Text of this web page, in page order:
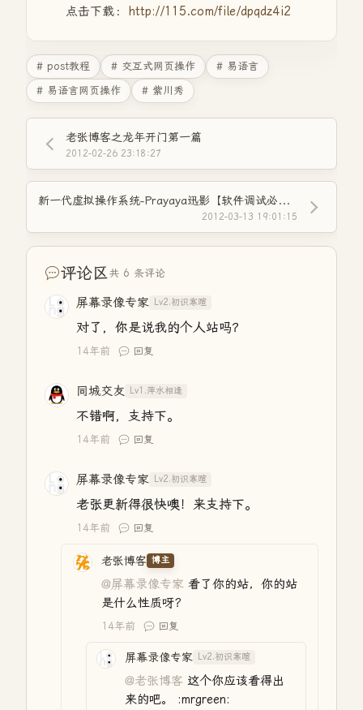
点击下载： http://115.com/file/dpqdz4i2
# post教程 # 交互式网页操作
# 易语言
# 易语言网页操作
# 紫川秀
老张博客之龙年开门第一篇
2012-02-26 23:18:27
新一代虚拟操作系统-Prayaya迅影【软件调试必备工具】强烈推荐
2012-03-13 19:01:15
评论区共 6 条评论
屏幕录像专家 Lv2.初识寒暄
对了，你是说我的个人站吗？
14年前 回复
同城交友 Lv1.萍水相逢
不错啊，支持下。
14年前 回复
屏幕录像专家 Lv2.初识寒暄
老张更新得很快噢！来支持下。
14年前 回复
老张博客 博主
@屏幕录像专家 看了你的站，你的站
是什么性质呀？
14年前 回复
屏幕录像专家 Lv2.初识寒暄
@老张博客 这个你应该看得出
来的吧。 :mrgreen: